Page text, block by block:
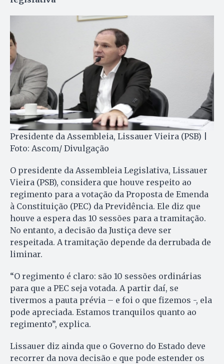
Presidente da Assembleia, Lissauer Vieira (PSB) |
Foto: Ascom/ Divulgação
O presidente da Assembleia Legislativa, Lissauer
Vieira (PSB), considera que houve respeito ao
regimento para a votação da Proposta de Emenda
à Constituição (PEC) da Previdência. Ele diz que
houve a espera das 10 sessões para a tramitação.
No entanto, a decisão da Justiça deve ser
respeitada. A tramitação depende da derrubada de
liminar.
“O regimento é claro: são 10 sessões ordinárias
para que a PEC seja votada. A partir daí, se
tivermos a pauta prévia – e foi o que fizemos -, ela
pode apreciada. Estamos tranquilos quanto ao
regimento”, explica.
Lissauer diz ainda que o Governo do Estado deve
recorrer da nova decisão e que pode estender os